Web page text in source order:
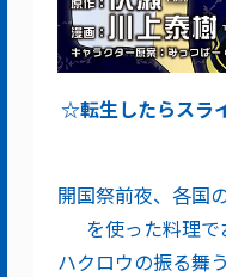
☆転生したらスラ
開国祭前夜、各国
を使った料理で
ハクロウの振る舞